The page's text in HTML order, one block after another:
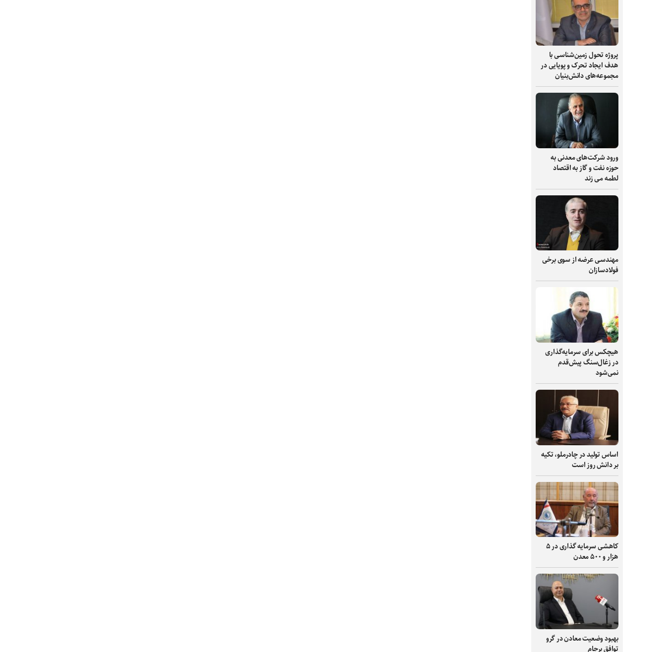
پروژه تحول زمین‌شناسی با
هدف ایجاد تحرک و پویایی در
مجموعه‌های دانش‌بنیان
ورود شرکت‌های معدنی به
حوزه نفت و گاز به اقتصاد
لطمه می زند
مهندسی عرضه از سوی برخی
فولادسازان
هیچکس برای سرمایه‌گذاری
در زغال‌سنگ پیش‌قدم
نمی‌شود
اساس تولید در چادرملو، تکیه
بر دانش‌ روز است
کاهشی سرمایه گذاری در ۵
هزار و ۵۰۰ معدن
بهبود وضعیت معادن در گرو
توافق برجام